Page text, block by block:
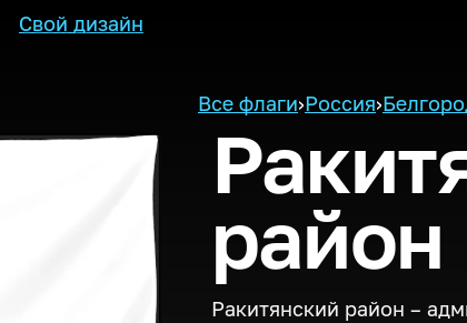
Свой дизайн
Все флаги›Россия›
район
Ракитянский район –